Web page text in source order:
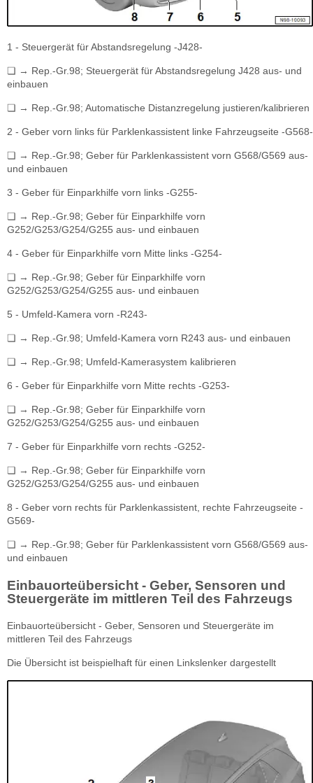
1 - Steuergerät für Abstandsregelung -J428-
❏ → Rep.-Gr.98; Steuergerät für Abstandsregelung J428 aus- und
einbauen
❏ → Rep.-Gr.98; Automatische Distanzregelung justieren/kalibrieren
2 - Geber vorn links für Parklenkassistent linke Fahrzeugseite -G568-
❏ → Rep.-Gr.98; Geber für Parklenkassistent vorn G568/G569 aus-
und einbauen
3 - Geber für Einparkhilfe vorn links -G255-
❏ → Rep.-Gr.98; Geber für Einparkhilfe vorn
G252/G253/G254/G255 aus- und einbauen
4 - Geber für Einparkhilfe vorn Mitte links -G254-
❏ → Rep.-Gr.98; Geber für Einparkhilfe vorn
G252/G253/G254/G255 aus- und einbauen
5 - Umfeld-Kamera vorn -R243-
❏ → Rep.-Gr.98; Umfeld-Kamera vorn R243 aus- und einbauen
❏ → Rep.-Gr.98; Umfeld-Kamerasystem kalibrieren
6 - Geber für Einparkhilfe vorn Mitte rechts -G253-
❏ → Rep.-Gr.98; Geber für Einparkhilfe vorn
G252/G253/G254/G255 aus- und einbauen
7 - Geber für Einparkhilfe vorn rechts -G252-
❏ → Rep.-Gr.98; Geber für Einparkhilfe vorn
G252/G253/G254/G255 aus- und einbauen
8 - Geber vorn rechts für Parklenkassistent, rechte Fahrzeugseite -
G569-
❏ → Rep.-Gr.98; Geber für Parklenkassistent vorn G568/G569 aus-
und einbauen
Einbauorteübersicht - Geber, Sensoren und
Steuergeräte im mittleren Teil des Fahrzeugs
Einbauorteübersicht - Geber, Sensoren und Steuergeräte im
mittleren Teil des Fahrzeugs
Die Übersicht ist beispielhaft für einen Linkslenker dargestellt